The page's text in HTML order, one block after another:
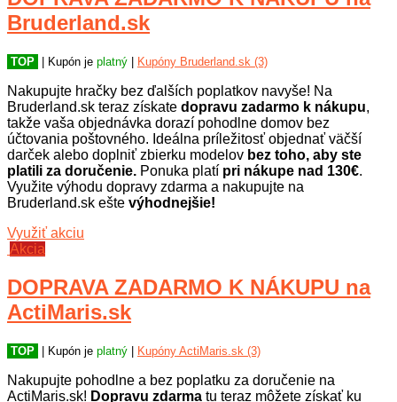
Bruderland.sk
TOP | Kupón je platný Kupóny Bruderland.sk (3)
Nakupujte hračky bez ďalších poplatkov navyše! Na
Bruderland.sk teraz získate dopravu zadarmo k nákupu,
takže vaša objednávka dorazí pohodlne domov bez
účtovania poštovného. Ideálna príležitosť objednať väčší
darček alebo doplniť zbierku modelov bez toho, aby ste
platili za doručenie. Ponuka platí pri nákupe nad 130€.
Využite výhodu dopravy zdarma a nakupujte na
Bruderland.sk ešte výhodnejšie!
Využiť akciu
Akcia
DOPRAVA ZADARMO K NÁKUPU na
ActiMaris.sk
TOP | Kupón je platný Kupóny ActiMaris.sk (3)
Nakupujte pohodlne a bez poplatku za doručenie na
ActiMaris.sk! Dopravu zdarma tu teraz môžete získať ku